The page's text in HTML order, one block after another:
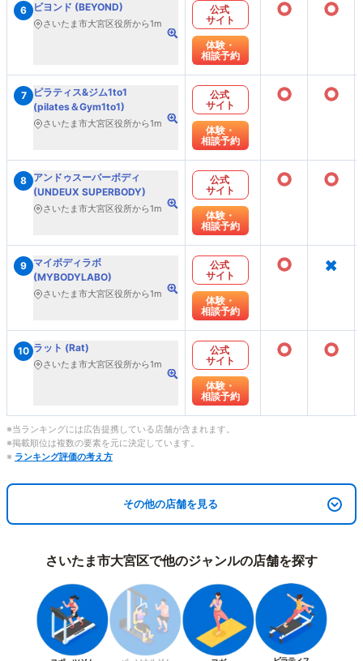
6 ビヨンド (BEYOND)
さいたま市大宮区役所から1m
公式
サイト
体験・
相談予約
○ ○
7
ピラティス&ジム1to1
(pilates＆Gym1to1)
さいたま市大宮区役所から1m
公式
サイト
体験・
相談予約
○ ○
8 アンドゥスーパーボディ
(UNDEUX SUPERBODY)
さいたま市大宮区役所から1m
公式
サイト
体験・
相談予約
○ ○
9 マイボディラボ
(MYBODYLABO)
さいたま市大宮区役所から1m
公式
サイト
体験・
相談予約
○ ×
10 ラット (Rat)
さいたま市大宮区役所から1m
公式
サイト
体験・
相談予約
○ ○
※当ランキングには広告提携している店舗が含まれます。
※掲載順位は複数の要素を元に決定しています。
※ ランキング評価の考え方
その他の店舗を見る
さいたま市大宮区で他のジャンルの店舗を探す